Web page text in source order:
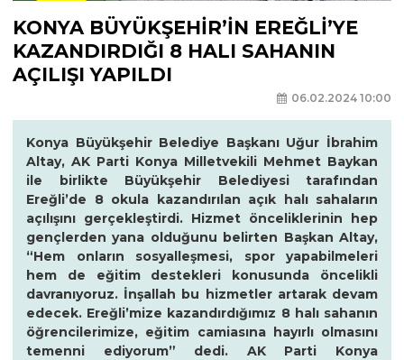
KONYA BÜYÜKŞEHİR’İN EREĞLİ’YE
KAZANDIRDIĞI 8 HALI SAHANIN
AÇILIŞI YAPILDI
06.02.2024 10:00
Konya Büyükşehir Belediye Başkanı Uğur İbrahim
Altay, AK Parti Konya Milletvekili Mehmet Baykan
ile birlikte Büyükşehir Belediyesi tarafından
Ereğli’de 8 okula kazandırılan açık halı sahaların
açılışını gerçekleştirdi. Hizmet önceliklerinin hep
gençlerden yana olduğunu belirten Başkan Altay,
“Hem onların sosyalleşmesi, spor yapabilmeleri
hem de eğitim destekleri konusunda öncelikli
davranıyoruz. İnşallah bu hizmetler artarak devam
edecek. Ereğli’mize kazandırdığımız 8 halı sahanın
öğrencilerimize, eğitim camiasına hayırlı olmasını
temenni ediyorum” dedi. AK Parti Konya